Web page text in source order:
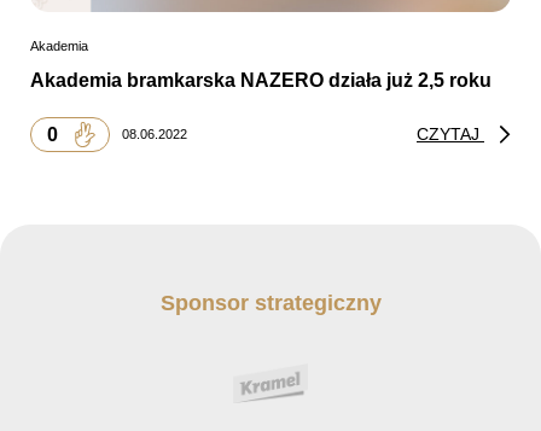
Akademia
Akademia bramkarska NAZERO działa już 2,5 roku
0 08.06.2022 CZYTAJ
Sponsor strategiczny